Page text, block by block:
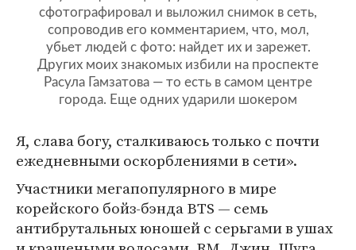
сфотографировал и выложил снимок в сеть,
сопроводив его комментарием, что, мол,
убьет людей с фото: найдет их и зарежет.
Других моих знакомых избили на проспекте
Расула Гамзатова — то есть в самом центре
города. Еще одних ударили шокером
Я, слава богу, сталкиваюсь только с почти
ежедневными оскорблениями в сети».
Участники мегапопулярного в мире
корейского бойз-бэнда BTS — семь
антибрутальных юношей с серьгами в ушах